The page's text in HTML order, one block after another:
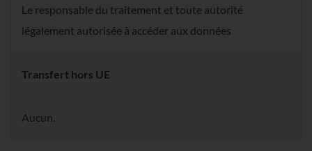
Le responsable du traitement et toute autorité
légalement autorisée à accéder aux données
Transfert hors UE
Aucun.